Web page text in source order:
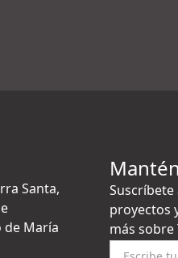
Santa,
de María
proyectos
más sobre